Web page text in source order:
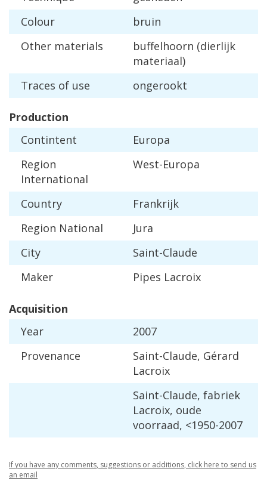
Colour
bruin
Other materials buffelhoorn (dierlijk
materiaal)
Traces of use ongerookt
Production
Contintent
Europa
Region
International
West-Europa
Country
Frankrijk
Region National
Jura
City
Saint-Claude
Maker
Pipes Lacroix
Acquisition
Year
2007
Provenance
Saint-Claude, Gérard
Lacroix
Saint-Claude, fabriek
Lacroix, oude
voorraad, <1950-2007
Ifyou have any comments, suggestions or additions, click here to send us
an email